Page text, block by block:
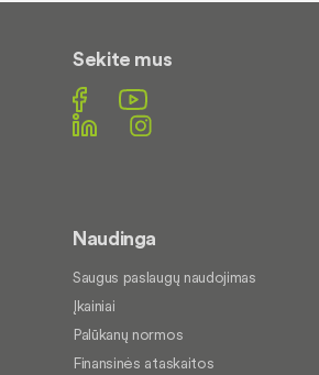
Sekite mus
Naudinga
Saugus paslaugų naudojimas
Įkainiai
Palūkanų normos
Finansinės ataskaitos